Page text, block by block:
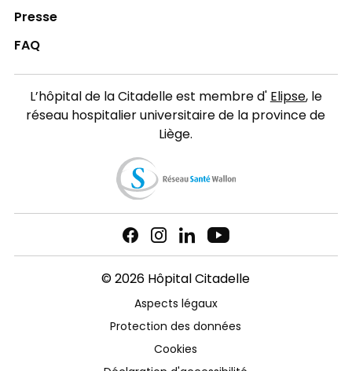
Presse
FAQ
L’hôpital de la Citadelle est membre d'Elipse, le
réseau hospitalier universitaire de la province de
Liège.
© 2026 Hôpital Citadelle
Aspects légaux
Protection des données
Cookies